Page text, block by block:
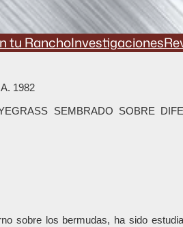
tu RanchoInvestigaciones
1982
SEMBRADO SOBRE
sobre los bermudas, ha sido